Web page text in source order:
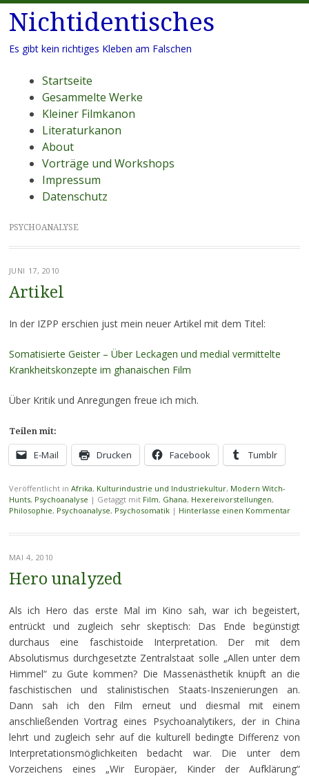
Nichtidentisches
Es gibt kein richtiges Kleben am Falschen
Menü
Zum
Inhalt
springen
Startseite
Gesammelte Werke
Kleiner Filmkanon
Literaturkanon
About
Vorträge und Workshops
Impressum
Datenschutz
PSYCHOANALYSE
JUNI 17, 2010
Artikel
In der IZPP erschien just mein neuer Artikel mit dem Titel:
Somatisierte Geister – Über Leckagen und medial vermittelte
Krankheitskonzepte im ghanaischen Film
Über Kritik und Anregungen freue ich mich.
Teilen mit:
E-Mail Drucken Facebook Tumblr
Veröffentlicht in Afrika, Kulturindustrie und Industriekultur, Modern Witch-
Hunts, Psychoanalyse | Getaggt mit Film, Ghana, Hexereivorstellungen,
Philosophie, Psychoanalyse, Psychosomatik | Hinterlasse einen Kommentar
MAI 4, 2010
Hero unalyzed
Als ich Hero das erste Mal im Kino sah, war ich begeistert,
entrückt und zugleich sehr skeptisch: Das Ende begünstigt
durchaus eine faschistoide Interpretation. Der mit dem
Absolutismus durchgesetzte Zentralstaat solle „Allen unter dem
Himmel“ zu Gute kommen? Die Massenästhetik knüpft an die
faschistischen und stalinistischen Staats-Inszenierungen an.
Dann sah ich den Film erneut und diesmal mit einem
anschließenden Vortrag eines Psychoanalytikers, der in China
lehrt und zugleich sehr auf die kulturell bedingte Differenz von
Interpretationsmöglichkeiten bedacht war. Die unter dem
Vorzeichens eines „Wir Europäer, Kinder der Aufklärung“